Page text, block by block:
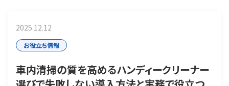
2025.12.12
お役立ち情報
車内清掃の質を高めるハンディークリーナー